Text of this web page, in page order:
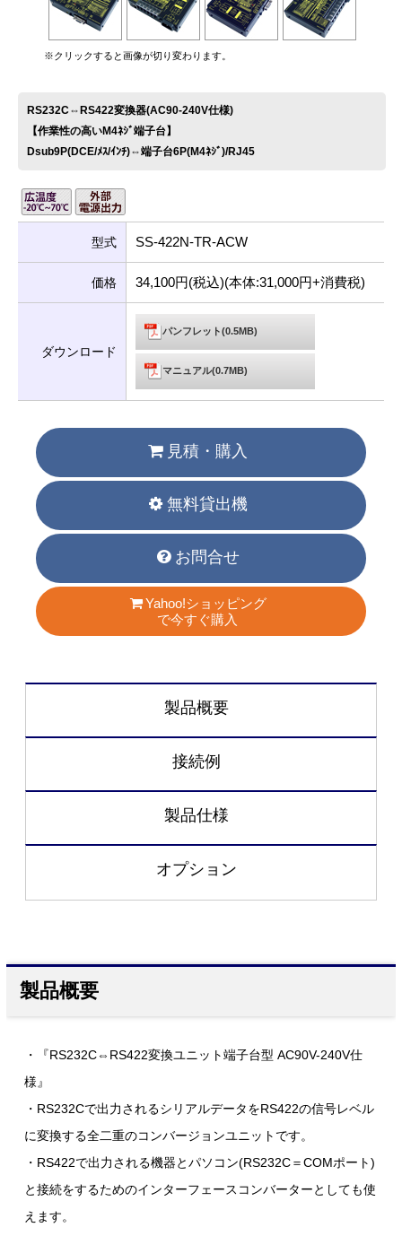
※クリックすると画像が切り変わります。
RS232C⇔RS422変換器(AC90-240V仕様)
【作業性の高いM4ﾈｼﾞ端子台】
Dsub9P(DCE/ﾒｽ/ｲﾝﾁ)⇔端子台6P(M4ﾈｼﾞ)/RJ45
型式 SS-422N-TR-ACW
価格 34,100円(税込)(本体:31,000円+消費税)
ダウンロード
パンフレット(0.5MB)
マニュアル(0.7MB)
見積・購入
無料貸出機
お問合せ
Yahoo!ショッピング
で今すぐ購入
製品概要
接続例
製品仕様
オプション
製品概要
・『RS232C⇔RS422変換ユニット端子台型 AC90V-240V仕
様』
・RS232Cで出力されるシリアルデータをRS422の信号レベル
に変換する全二重のコンバージョンユニットです。
・RS422で出力される機器とパソコン(RS232C＝COMポート)
と接続をするためのインターフェースコンバーターとしても使
えます。